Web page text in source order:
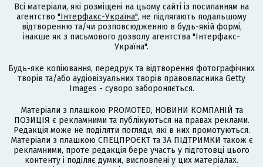
Всі матеріали, які розміщені на цьому сайті із посиланням на
агентство "Інтерфакс-Україна", не підлягають подальшому
відтворенню та/чи розповсюдженню в будь-якій формі,
інакше як з письмового дозволу агентства "Інтерфакс-
Україна".
Будь-яке копіювання, передрук та відтворення фотографічних
творів та/або аудіовізуальних творів правовласника Getty
Images - суворо забороняється.
Матеріали з плашкою PROMOTED, НОВИНИ КОМПАНІЙ та
ПОЗИЦІЯ є рекламними та публікуються на правах реклами.
Редакція може не поділяти погляди, які в них промотуються.
Матеріали з плашкою СПЕЦПРОЄКТ та ЗА ПІДТРИМКИ також є
рекламними, проте редакція бере участь у підготовці цього
контенту і поділяє думки, висловлені у цих матеріалах.